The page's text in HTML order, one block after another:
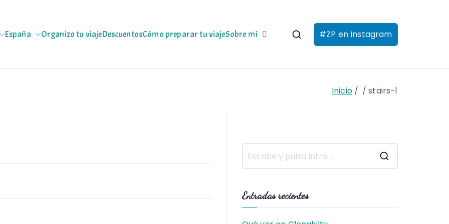
pa que te copies
España Organizo tu viajeDescuentosCómo preparar tu viajeSobre mí #ZP en Instagram
Inicio stairs-1
Entradas recientes